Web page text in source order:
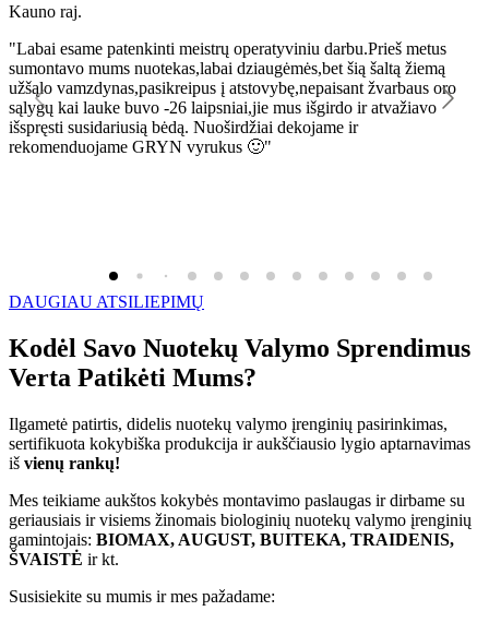
Kauno raj.
"Labai esame patenkinti meistrų operatyviniu darbu.Prieš metus
sumontavo mums nuotekas,labai dziaugėmės,bet šią šaltą žiemą
užšąlo vamzdynas,pasikreipus į atstovybę,nepaisant žvarbaus oro
sąlygų kai lauke buvo -26 laipsniai,jie mus išgirdo ir atvažiavo
išspręsti susidariusią bėdą. Nuoširdžiai dekojame ir
rekomenduojame GRYN vyrukus 🙂"
DAUGIAU ATSILIEPIMŲ
Kodėl Savo Nuotekų Valymo Sprendimus
Verta Patikėti Mums?
Ilgametė patirtis, didelis nuotekų valymo įrenginių pasirinkimas,
sertifikuota kokybiška produkcija ir aukščiausio lygio aptarnavimas
iš vienų rankų!
Mes teikiame aukštos kokybės montavimo paslaugas ir dirbame su
geriausiais ir visiems žinomais biologinių nuotekų valymo įrenginių
gamintojais: BIOMAX, AUGUST, BUITEKA, TRAIDENIS,
ŠVAISTĖ ir kt.
Susisiekite su mumis ir mes pažadame: